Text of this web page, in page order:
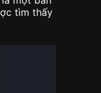
tìm thấy